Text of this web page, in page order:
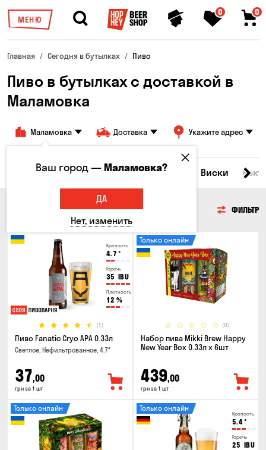
МЕНЮ
0 0
Главная Сегодня в бутылках Пиво
Пиво в бутылках с доставкой в
Маламовка
Маламовка Доставка Укажите адрес
Все товары Пиво Сидр Вино Виски
ФИЛЬТР
Крепость
4.7 °
Горечь
35 IBU
Плотность
12 %
(1)
Пиво Fanatic Cryo APA 0.33л
Светлое, Нефильтрованное, 4.7°
37,00
грн за 1 шт
(0)
Только онлайн
Набор пива Mikki Brew Happy
New Year Box 0.33л x 6шт
439,00
грн за 1 шт
Только онлайн
Крепость
5.4°
Горечь
25 IBU
Только онлайн
Ваш город —Маламовка?
ДА
Нет, изменить